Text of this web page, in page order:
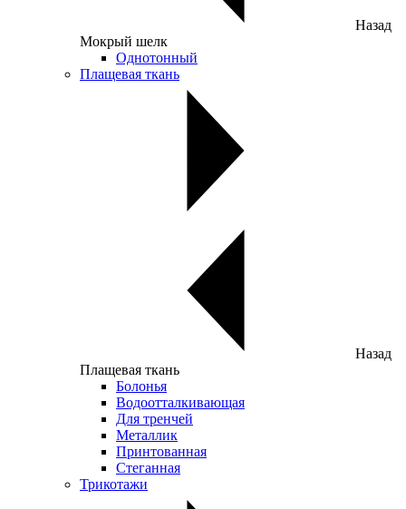
Назад
Мокрый шелк
Однотонный
Плащевая ткань
Назад
Плащевая ткань
Болонья
Водоотталкивающая
Для тренчей
Металлик
Принтованная
Стеганная
Трикотажи